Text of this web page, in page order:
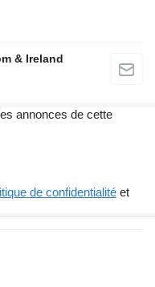
& Ireland
annonces de cette
de confidentialité et